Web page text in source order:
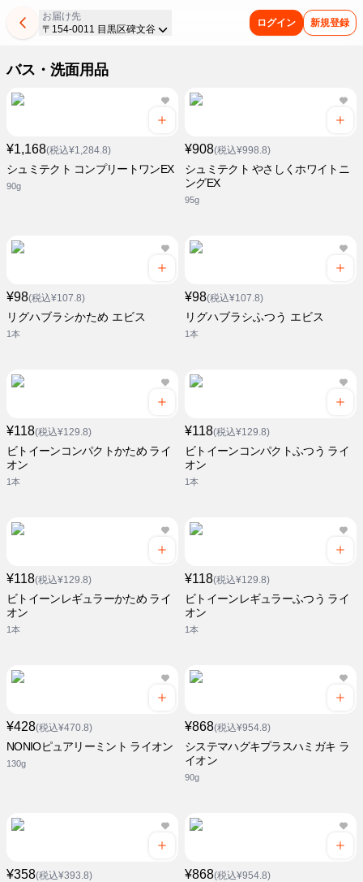
お届け先
〒154-0011 目黒区碑文谷
ログイン 新規登録
バス・洗面用品
¥1,168(税込¥1,284.8)
シュミテクト コンプリートワンEX
90g
¥908(税込¥998.8)
シュミテクト やさしくホワイトニ
ングEX
95g
¥98(税込¥107.8)
リグハブラシかため エビス
1本
¥98(税込¥107.8)
リグハブラシふつう エビス
1本
¥118(税込¥129.8)
ビトイーンコンパクトかため ライ
オン
1本
¥118(税込¥129.8)
ビトイーンコンパクトふつう ライ
オン
1本
¥118(税込¥129.8)
ビトイーンレギュラーかため ライ
オン
1本
¥118(税込¥129.8)
ビトイーンレギュラーふつう ライ
オン
1本
¥428(税込¥470.8)
NONIOピュアリーミント ライオン
130g
¥868(税込¥954.8)
システマハグキプラスハミガキ ラ
イオン
90g
¥358(税込¥393.8) ¥868(税込¥954.8)